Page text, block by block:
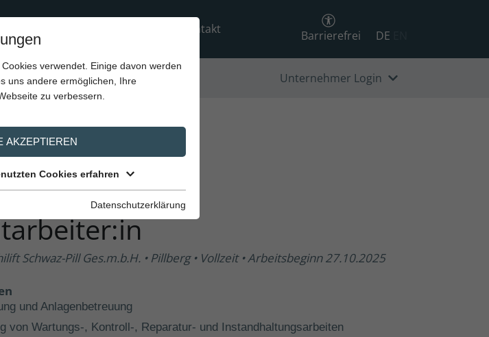
Kontakt Barrierefrei DE
Unternehmer Login
Schwaz-Pill Ges.m.b.H. • Pillberg • Vollzeit • Arbeitsbeginn 27.10.2025
und Anlagenbetreuung
von Wartungs-, Kontroll-, Reparatur- und Instandhaltungsarbeiten
verwendet. Einige davon werden
uns andere ermöglichen, Ihre
zu verbessern.
AKZEPTIEREN
Cookies erfahren
Datenschutzerklärung